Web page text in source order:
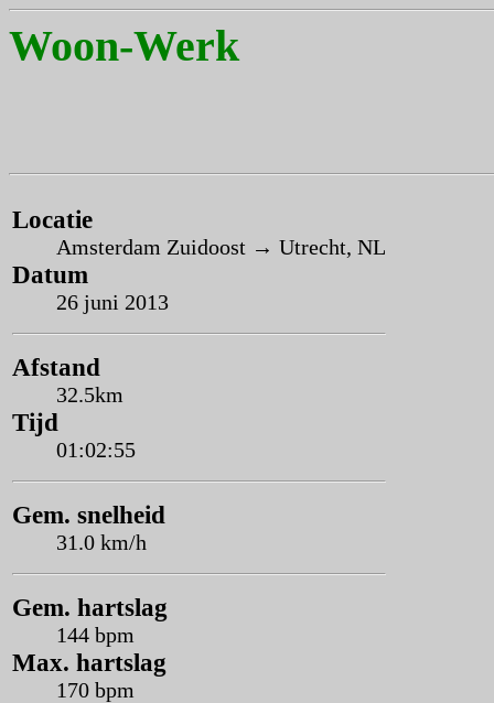
Woon-Werk
Locatie
Amsterdam Zuidoost → Utrecht, NL
Datum
26 juni 2013
Afstand
32.5km
Tijd
01:02:55
Gem. snelheid
31.0 km/h
Gem. hartslag
144 bpm
Max. hartslag
170 bpm